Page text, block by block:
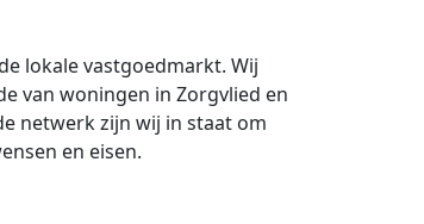
lokale vastgoedmarkt. Wij
van woningen in Zorgvlied en
netwerk zijn wij in staat om
en eisen.